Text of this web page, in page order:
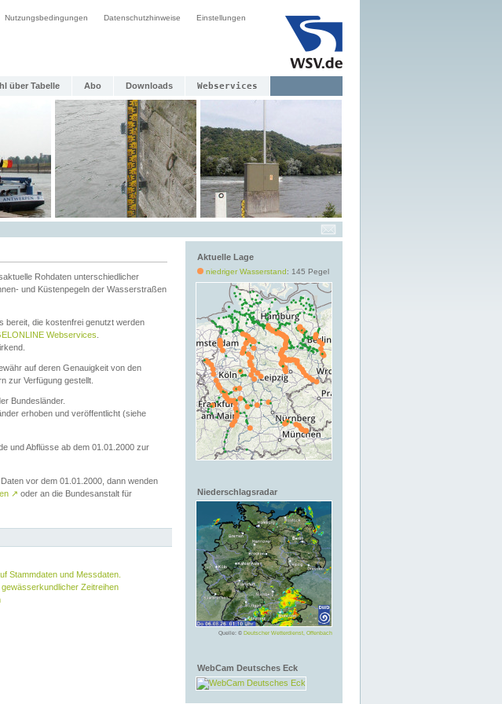
Nutzungsbedingungen Datenschutzhinweise Einstellungen
über Tabelle Abo Downloads Webservices
Aktuelle Lage
niedriger Wasserstand: 145 Pegel
Niederschlagsradar
Quelle: © Deutscher Wetterdienst, Offenbach
WebCam Deutsches Eck
Rohdaten unterschiedlicher
und Küstenpegeln der Wasserstraßen
bereit, die kostenfrei genutzt werden
Webservices
auf deren Genauigkeit von den
zur Verfügung gestellt.
Bundesländer.
erhoben und veröffentlicht (siehe
und Abflüsse ab dem 01.01.2000 zur
vor dem 01.01.2000, dann wenden
↗ oder an die Bundesanstalt für
Stammdaten und Messdaten.
Zeitreihen